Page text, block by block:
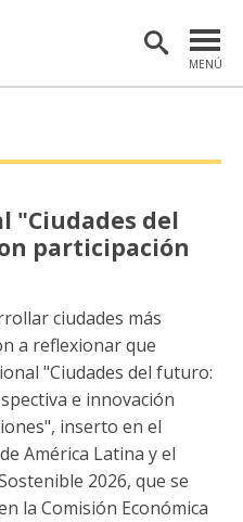
MENÚ
INTERÉS
Académicas/os
os
"Ciudades del
participación
ciudades más
a reflexionar que
"Ciudades del futuro:
e innovación
inserto en el
América Latina y el
2026, que se
la Comisión Económica